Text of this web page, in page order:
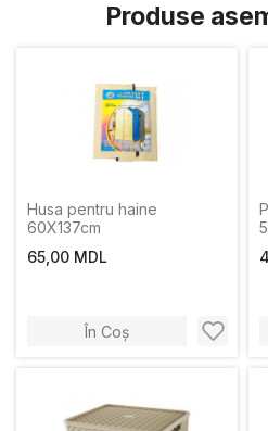
Produse
Husa pentru haine
60X137cm
65,00 MDL
În Coș